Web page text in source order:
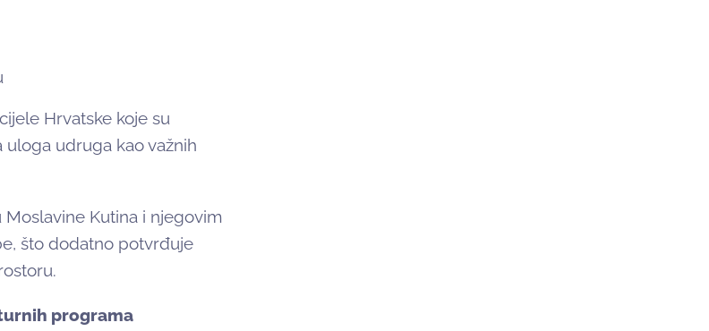
Hrvatske koje su
udruga kao važnih
Kutina i njegovim
što dodatno potvrđuje
programa